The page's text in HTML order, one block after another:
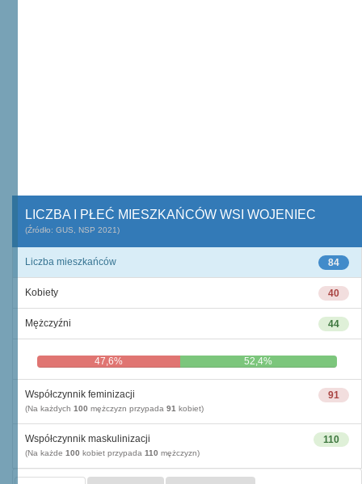
LICZBA I PŁEĆ MIESZKAŃCÓW WSI WOJENIEC
(Źródło: GUS, NSP 2021)
84
Liczba mieszkańców
40
Kobiety
44
Mężczyźni
47,6% 52,4%
91
Współczynnik feminizacji
(Na każdych 100 mężczyzn przypada 91 kobiet)
110
Współczynnik maskulinizacji
(Na każde 100 kobiet przypada 110 mężczyzn)